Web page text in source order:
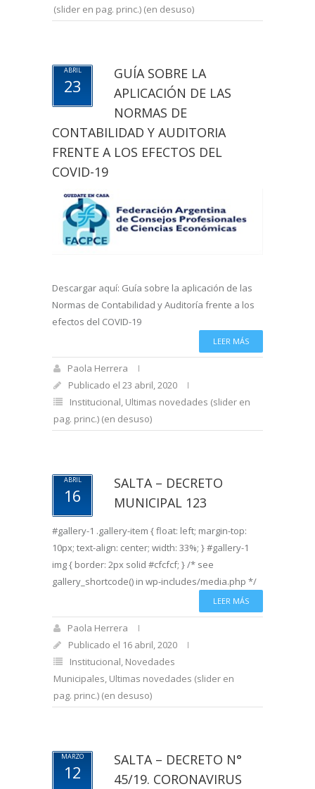
(slider en pag. princ.) (en desuso)
ABRIL
23
GUÍA SOBRE LA
APLICACIÓN DE LAS
NORMAS DE
CONTABILIDAD Y AUDITORIA
FRENTE A LOS EFECTOS DEL
COVID-19
Descargar aquí: Guía sobre la aplicación de las
Normas de Contabilidad y Auditoría frente a los
efectos del COVID-19
LEER MÁS
Paola Herrera
Publicado el 23 abril, 2020
Institucional, Ultimas novedades (slider en
pag. princ.) (en desuso)
ABRIL
16
SALTA – DECRETO
MUNICIPAL 123
#gallery-1 .gallery-item { float: left; margin-top:
10px; text-align: center; width: 33%; } #gallery-1
img { border: 2px solid #cfcfcf; } /* see
gallery_shortcode() in wp-includes/media.php */
LEER MÁS
Paola Herrera
Publicado el 16 abril, 2020
Institucional, Novedades
Municipales, Ultimas novedades (slider en
pag. princ.) (en desuso)
MARZO
12
SALTA – DECRETO N°
45/19. CORONAVIRUS